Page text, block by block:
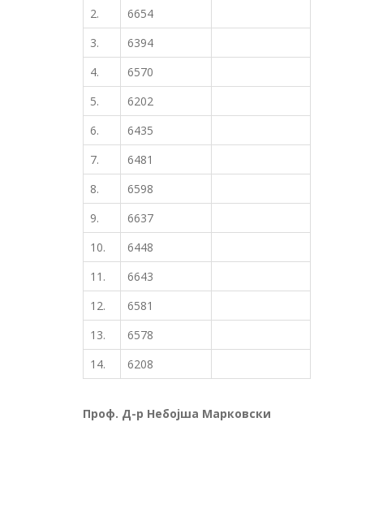
2.
6654
3.
6394
4.
6570
5.
6202
6.
6435
7.
6481
8.
6598
9.
6637
10.
6448
11.
6643
12.
6581
13.
6578
14.
6208
Проф. Д-р Небојша Марковски